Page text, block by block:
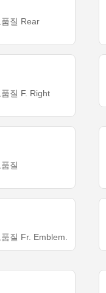
질 Rear
질 F. Right
질
질 Fr. Emblem.